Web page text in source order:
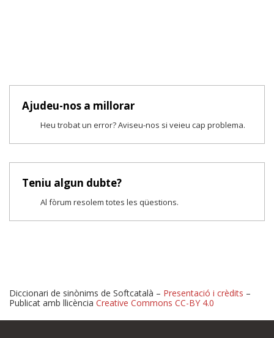
Ajudeu-nos a millorar
Heu trobat un error? Aviseu-nos si veieu cap problema.
Teniu algun dubte?
Al fòrum resolem totes les qüestions.
Diccionari de sinònims de Softcatalà – Presentació i crèdits –
Publicat amb llicència Creative Commons CC-BY 4.0